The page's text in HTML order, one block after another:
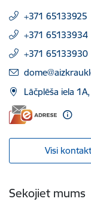
+371 65133925
+371 65133934
+371 65133930
E-pasts:
Lāčplēša iela
Visi
Sekojiet mums